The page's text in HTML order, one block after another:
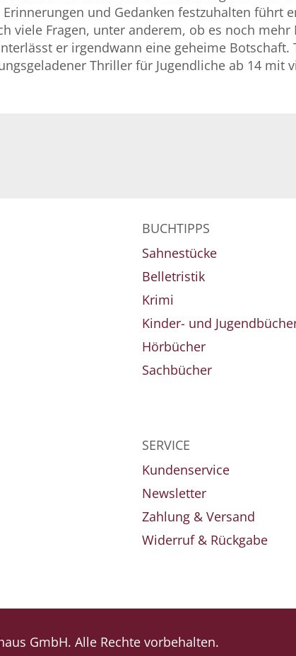
und Gedanken festzuhalten führt
viele Fragen, unter anderem, ob es noch
er irgendwann eine geheime
Thriller für Jugendliche ab 14 mit
BUCHTIPPS
Sahnestücke
Belletristik
Krimi
Kinder- und
Hörbücher
Sachbücher
SERVICE
Kundenservice
Newsletter
Zahlung & Versand
Widerruf & Rückgabe
GmbH. Alle Rechte vorbehalten.